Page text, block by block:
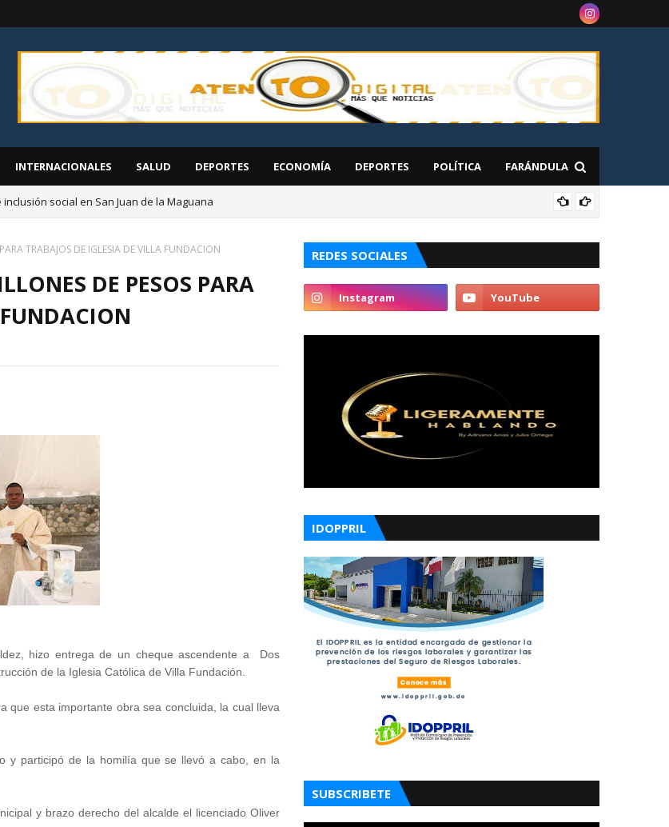
INTERNACIONALES SALUD DEPORTES ECONOMÍA DEPORTES POLÍTICA FARÁNDULA
proyectos de desarrollo ante diáspora de San Cristóbal en Nueva York
TRABAJOS DE IGLESIA DE VILLA FUNDACION
DE PESOS PARA
hizo entrega de un cheque ascendente a Dos
de la Iglesia Católica de Villa Fundación.
que esta importante obra sea concluida, la cual lleva
y participó de la homilía que se llevó a cabo, en la
y brazo derecho del alcalde el licenciado Oliver
REDES SOCIALES
IDOPPRIL
SUBSCRIBETE